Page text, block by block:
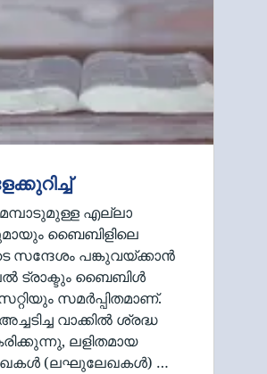
എല്ലാ
ബൈബിളിലെ
സന്ദേശം പങ്കുവയ്ക്കാൻ
ട്രാക്ടും ബൈബിൾ
സമർപ്പിതമാണ്.
വാക്കിൽ ശ്രദ്ധ
ലളിതമായ
(ലഘുലേഖകൾ) …